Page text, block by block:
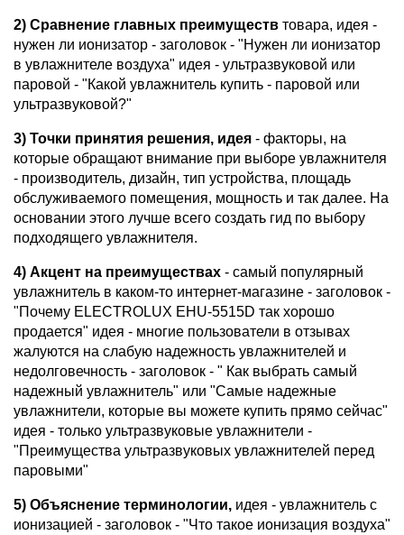
2) Сравнение главных преимуществ товара, идея -
нужен ли ионизатор - заголовок - "Нужен ли ионизатор
в увлажнителе воздуха" идея - ультразвуковой или
паровой - "Какой увлажнитель купить - паровой или
ультразвуковой?"
3) Точки принятия решения, идея - факторы, на
которые обращают внимание при выборе увлажнителя
- производитель, дизайн, тип устройства, площадь
обслуживаемого помещения, мощность и так далее. На
основании этого лучше всего создать гид по выбору
подходящего увлажнителя.
4) Акцент на преимуществах - самый популярный
увлажнитель в каком-то интернет-магазине - заголовок -
"Почему ELECTROLUX EHU-5515D так хорошо
продается" идея - многие пользователи в отзывах
жалуются на слабую надежность увлажнителей и
недолговечность - заголовок - " Как выбрать самый
надежный увлажнитель" или "Самые надежные
увлажнители, которые вы можете купить прямо сейчас"
идея - только ультразвуковые увлажнители -
"Преимущества ультразвуковых увлажнителей перед
паровыми"
5) Объяснение терминологии, идея - увлажнитель с
ионизацией - заголовок - "Что такое ионизация воздуха"